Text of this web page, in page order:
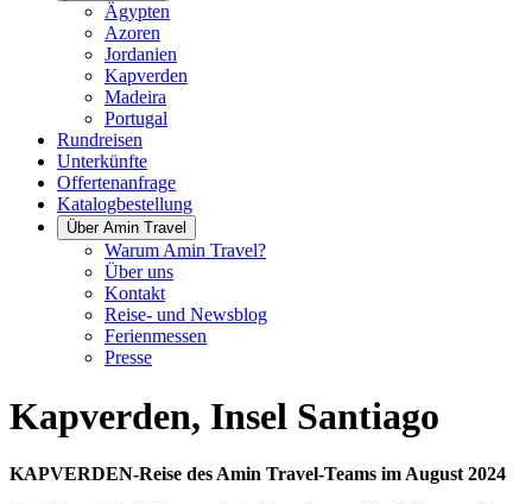
Ägypten
Azoren
Jordanien
Kapverden
Madeira
Portugal
Rundreisen
Unterkünfte
Offertenanfrage
Katalogbestellung
Über Amin Travel
Warum Amin Travel?
Über uns
Kontakt
Reise- und Newsblog
Ferienmessen
Presse
Kapverden, Insel Santiago
KAPVERDEN-Reise des Amin Travel-Teams im August 2024